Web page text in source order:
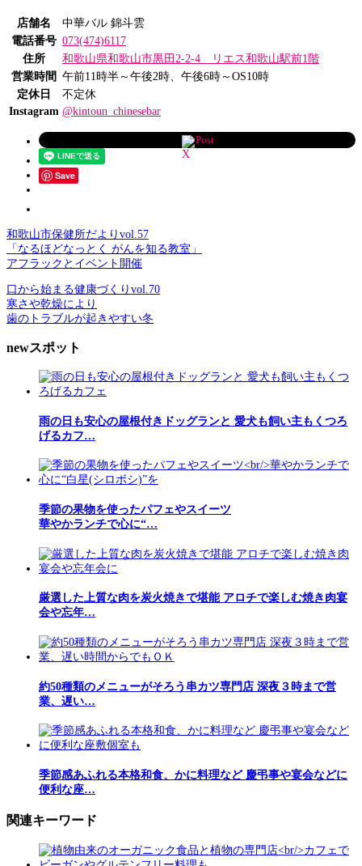
店舗名
中華バル 錦斗雲
電話番号 073(474)6117
住所
和歌山県和歌山市黒田2-2-4 リエス和歌山駅前1階
営業時間 午前11時半～午後2時、午後6時～OS10時
定休日
不定休
Instagram @kintoun_chinesebar
Post
Save
和歌山市保健所だよりvol.57
「なるほどなっとく がんを知る教室」
アフラックとイベント開催
口から始まる健康づくりvol.70
寒さや乾燥により
歯のトラブルが起きやすい冬
newスポット
雨の日も安心の屋根付きドッグランと 愛犬も飼い主もくつろ
げるカフ…
季節の果物を使ったパフェやスイーツ
華やかランチで心に“…
厳選した上質な肉を炭火焼きで堪能 アロチで楽しむ焼き肉宴
会や忘年…
約50種類のメニューがそろう串カツ専門店 深夜３時まで営
業、遅い…
季節感あふれる本格和食、かに料理など 慶弔事や宴会などに
便利な座…
関連キーワード